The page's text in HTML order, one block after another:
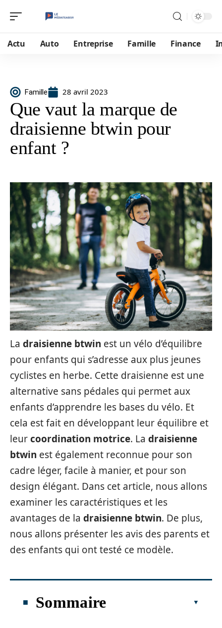
Actu Auto Entreprise Famille Finance
Famille 28 avril 2023
Que vaut la marque de
draisienne btwin pour
enfant ?
La draisienne btwin est un vélo d’équilibre
pour enfants qui s’adresse aux plus jeunes
cyclistes en herbe. Cette draisienne est une
alternative sans pédales qui permet aux
enfants d’apprendre les bases du vélo. Et
cela est fait en développant leur équilibre et
leurcoordination motrice. La draisienne
btwin est également reconnue pour son
cadre léger, facile à manier, et pour son
design élégant. Dans cet article, nous allons
examiner les caractéristiques et les
avantages de la draisienne btwin. De plus,
nous allons présenter les avis des parents et
des enfants qui ont testé ce modèle.
Sommaire